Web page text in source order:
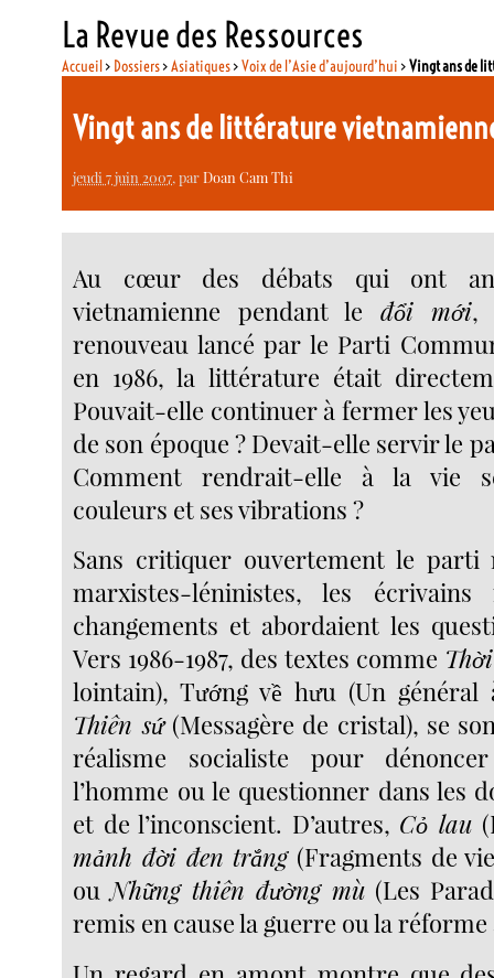
La Revue des Ressources
Accueil> Dossiers>Asiatiques>Voix de l’Asie d’aujourd’hui >Vingt ans de
Vingt ans de littérature
jeudi 7 juin 2007, parDoan Cam Thi
Au cœur des débats qui ont
vietnamienne pendant le đổi mới,
renouveau lancé par le Parti
en 1986, la littérature était
Pouvait-elle continuer à fermer les
de son époque ? Devait-elle servir le
Comment rendrait-elle à la vie
couleurs et ses vibrations ?
Sans critiquer ouvertement le parti
marxistes-léninistes, les écrivains
changements et abordaient les
Vers 1986-1987, des textes comme
lointain), Tướng về hưu (Un
Thiên sứ(Messagère de cristal), se
réalisme socialiste pour
l’homme ou le questionner dans les
et de l’inconscient. D’autres, Cỏ lau
mảnh đời đen trắng(Fragments de
ouNhững thiên đường mù (Les
remis en cause la guerre ou la